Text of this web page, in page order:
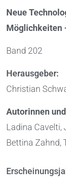
Neue
Möglichkeiten
Band 202
Herausgeber:
Christian
Autorinnen
Ladina Cavelti,
Bettina Zahnd,